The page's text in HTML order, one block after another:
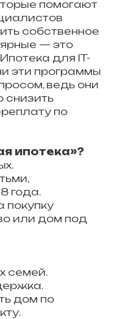
помогают
собственное
— это
для IT-
эти программы
ведь они
снизить
по
ипотека»?
года.
покупку
или дом под
семей.
дом по